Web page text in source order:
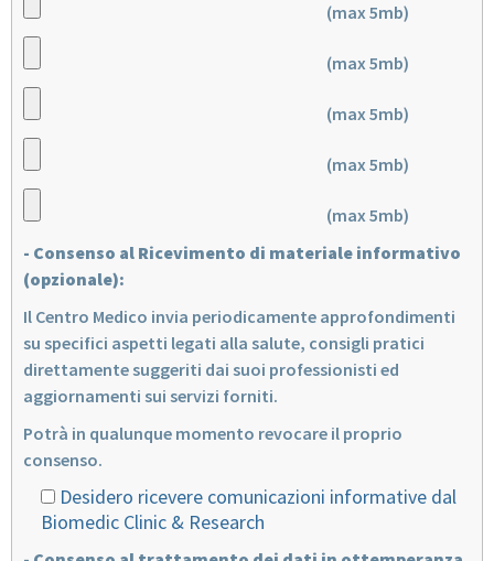
(max 5mb)
(max 5mb)
(max 5mb)
(max 5mb)
(max 5mb)
- Consenso al Ricevimento di materiale informativo
(opzionale):
Il Centro Medico invia periodicamente approfondimenti
su specifici aspetti legati alla salute, consigli pratici
direttamente suggeriti dai suoi professionisti ed
aggiornamenti sui servizi forniti.
Potrà in qualunque momento revocare il proprio
consenso.
Desidero ricevere comunicazioni informative dal
Biomedic Clinic & Research